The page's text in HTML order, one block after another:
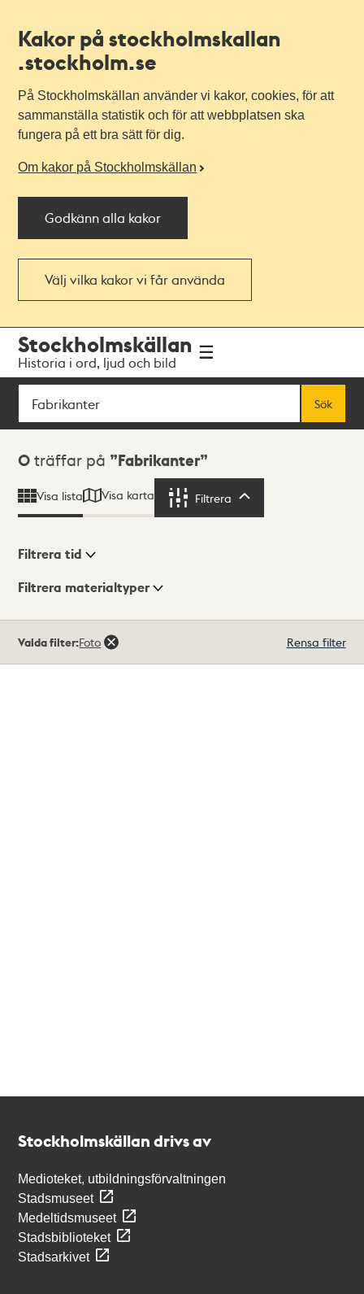
Kakor på stockholmskallan
.stockholm.se
På Stockholmskällan använder vi kakor, cookies, för att
sammanställa statistik och för att webbplatsen ska
fungera på ett bra sätt för dig.
Om kakor på Stockholmskällan
Godkänn alla kakor
Välj vilka kakor vi får använda
navigationen
huvudinnehållet
Stockholmskällan
Historia i ord, ljud och bild
Sök
Sök
Sökresultat
0 träffar på Fabrikanter
Visa lista Visa karta Filtrera
Visningsläge
Filtrera tid
Filtrera materialtyper
träffar
Valda filter:Foto Rensa filter
Stockholmskällan drivs av
Medioteket, utbildningsförvaltningen
Stadsmuseet
Medeltidsmuseet
Stadsbiblioteket
Stadsarkivet